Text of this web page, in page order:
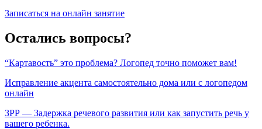
Записаться на онлайн занятие
Остались вопросы?
“Картавость” это проблема? Логопед точно поможет вам!
Исправление акцента самостоятельно дома или с логопедом
онлайн
ЗРР — Задержка речевого развития или как запустить речь у
вашего ребенка.